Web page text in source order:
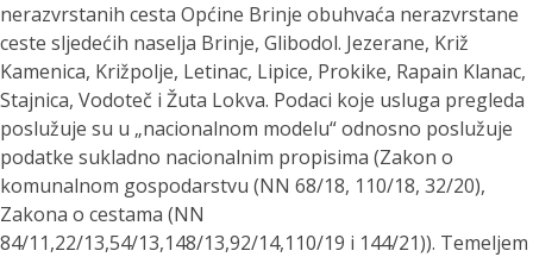
nerazvrstanih cesta Općine Brinje obuhvaća nerazvrstane
ceste sljedećih naselja Brinje, Glibodol. Jezerane, Križ
Kamenica, Križpolje, Letinac, Lipice, Prokike, Rapain Klanac,
Stajnica, Vodoteč i Žuta Lokva. Podaci koje usluga pregleda
poslužuje su u „nacionalnom modelu“ odnosno poslužuje
podatke sukladno nacionalnim propisima (Zakon o
komunalnom gospodarstvu (NN 68/18, 110/18, 32/20),
Zakona o cestama (NN
84/11,22/13,54/13,148/13,92/14,110/19 i 144/21)). Temeljem